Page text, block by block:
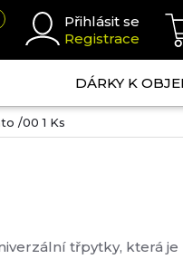
Přihlásit se
Registrace
DÁRKY K
/00 1 Ks
třpytky, která je